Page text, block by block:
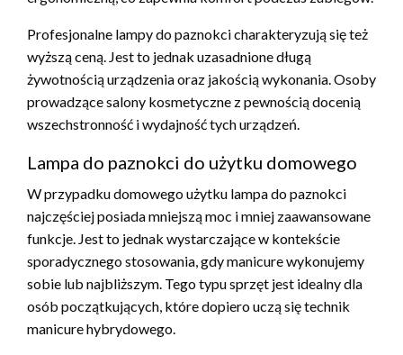
Profesjonalne lampy do paznokci charakteryzują się też
wyższą ceną. Jest to jednak uzasadnione długą
żywotnością urządzenia oraz jakością wykonania. Osoby
prowadzące salony kosmetyczne z pewnością docenią
wszechstronność i wydajność tych urządzeń.
Lampa do paznokci do użytku domowego
W przypadku domowego użytku lampa do paznokci
najczęściej posiada mniejszą moc i mniej zaawansowane
funkcje. Jest to jednak wystarczające w kontekście
sporadycznego stosowania, gdy manicure wykonujemy
sobie lub najbliższym. Tego typu sprzęt jest idealny dla
osób początkujących, które dopiero uczą się technik
manicure hybrydowego.